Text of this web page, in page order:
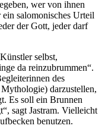
wer von ihnen
salomonisches Urteil
der Gott, jeder darf
selbst,
da reinzubrummen“.
des
darzustellen,
Es soll ein Brunnen
sagt Jastram. Vielleicht
benutzen.